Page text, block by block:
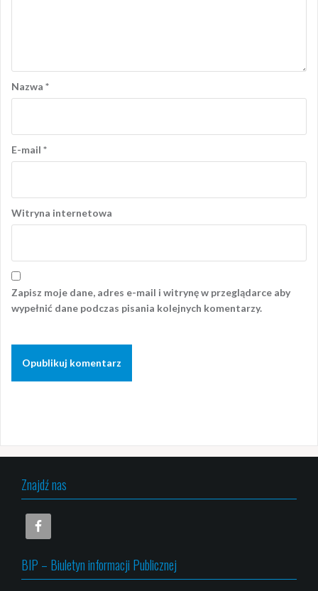
Nazwa *
E-mail *
Witryna internetowa
Zapisz moje dane, adres e-mail i witrynę w przeglądarce aby
wypełnić dane podczas pisania kolejnych komentarzy.
Znajdź nas
BIP – Biuletyn informacji Publicznej